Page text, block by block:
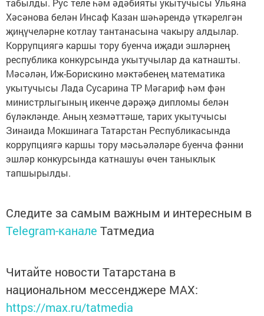
табылды. Рус теле һәм әдәбияты укытучысы Ульяна
Хәсәнова белән Инсаф Казан шәһәрендә үткәрелгән
җиңүчеләрне котлау тантанасына чакыру алдылар.
Коррупциягә каршы тору буенча иҗади эшләрнең
республика конкурсында укытучылар да катнашты.
Мәсәлән, Иж-Борискино мәктәбенең математика
укытучысы Лада Сусарина ТР Мәгариф һәм фән
министрлыгының икенче дәрәҗә дипломы белән
бүләкләнде. Аның хезмәттәше, тарих укытучысы
Зинаида Мокшинага Татарстан Республикасында
коррупциягә каршы тору мәсьәләләре буенча фәнни
эшләр конкурсында катнашуы өчен таныклык
тапшырылды.
Следите за самым важным и интересным в
Telegram-канале Татмедиа
Читайте новости Татарстана в
национальном мессенджере MАХ:
https://max.ru/tatmedia